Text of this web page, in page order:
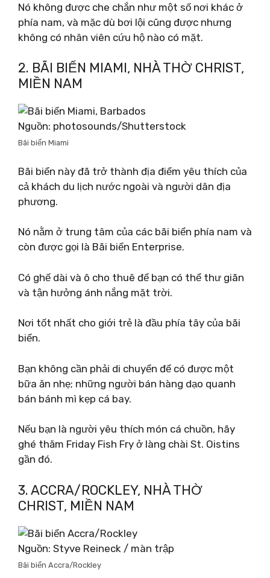
Nó không được che chắn như một số nơi khác ở
phía nam, và mặc dù bơi lội cũng được nhưng
không có nhân viên cứu hộ nào có mặt.
2. BÃI BIỂN MIAMI, NHÀ THỜ CHRIST,
MIỀN NAM
Nguồn: photosounds/Shutterstock
Bãi biển Miami
Bãi biển này đã trở thành địa điểm yêu thích của
cả khách du lịch nước ngoài và người dân địa
phương.
Nó nằm ở trung tâm của các bãi biển phía nam và
còn được gọi là Bãi biển Enterprise.
Có ghế dài và ô cho thuê để bạn có thể thư giãn
và tận hưởng ánh nắng mặt trời.
Nơi tốt nhất cho giới trẻ là đầu phía tây của bãi
biển.
Bạn không cần phải di chuyển để có được một
bữa ăn nhẹ; những người bán hàng dạo quanh
bán bánh mì kẹp cá bay.
Nếu bạn là người yêu thích món cá chuồn, hãy
ghé thăm Friday Fish Fry ở làng chài St. Oistins
gần đó.
3. ACCRA/ROCKLEY, NHÀ THỜ
CHRIST, MIỀN NAM
Nguồn: Styve Reineck / màn trập
Bãi biển Accra/Rockley